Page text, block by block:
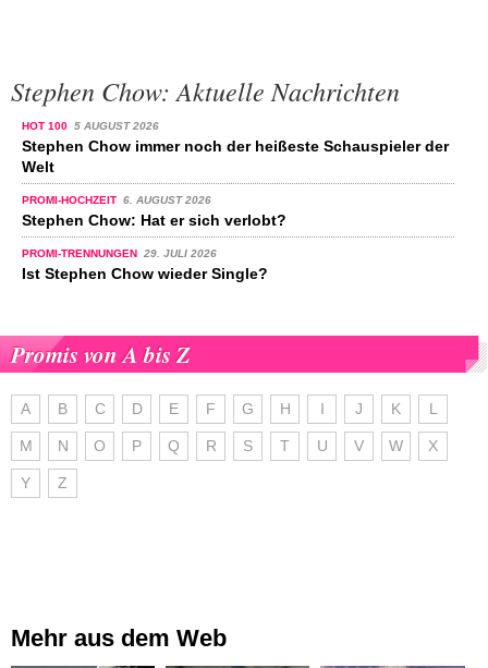
Stephen Chow: Aktuelle Nachrichten
HOT 100 5 AUGUST 2026
Stephen Chow immer noch der heißeste Schauspieler der
Welt
PROMI-HOCHZEIT 6. AUGUST 2026
Stephen Chow: Hat er sich verlobt?
PROMI-TRENNUNGEN 29. JULI 2026
Ist Stephen Chow wieder Single?
Promis von A bis Z
A B C D E F G H I J K L
M N O P Q R S T U V W X
Y Z
Mehr aus dem Web